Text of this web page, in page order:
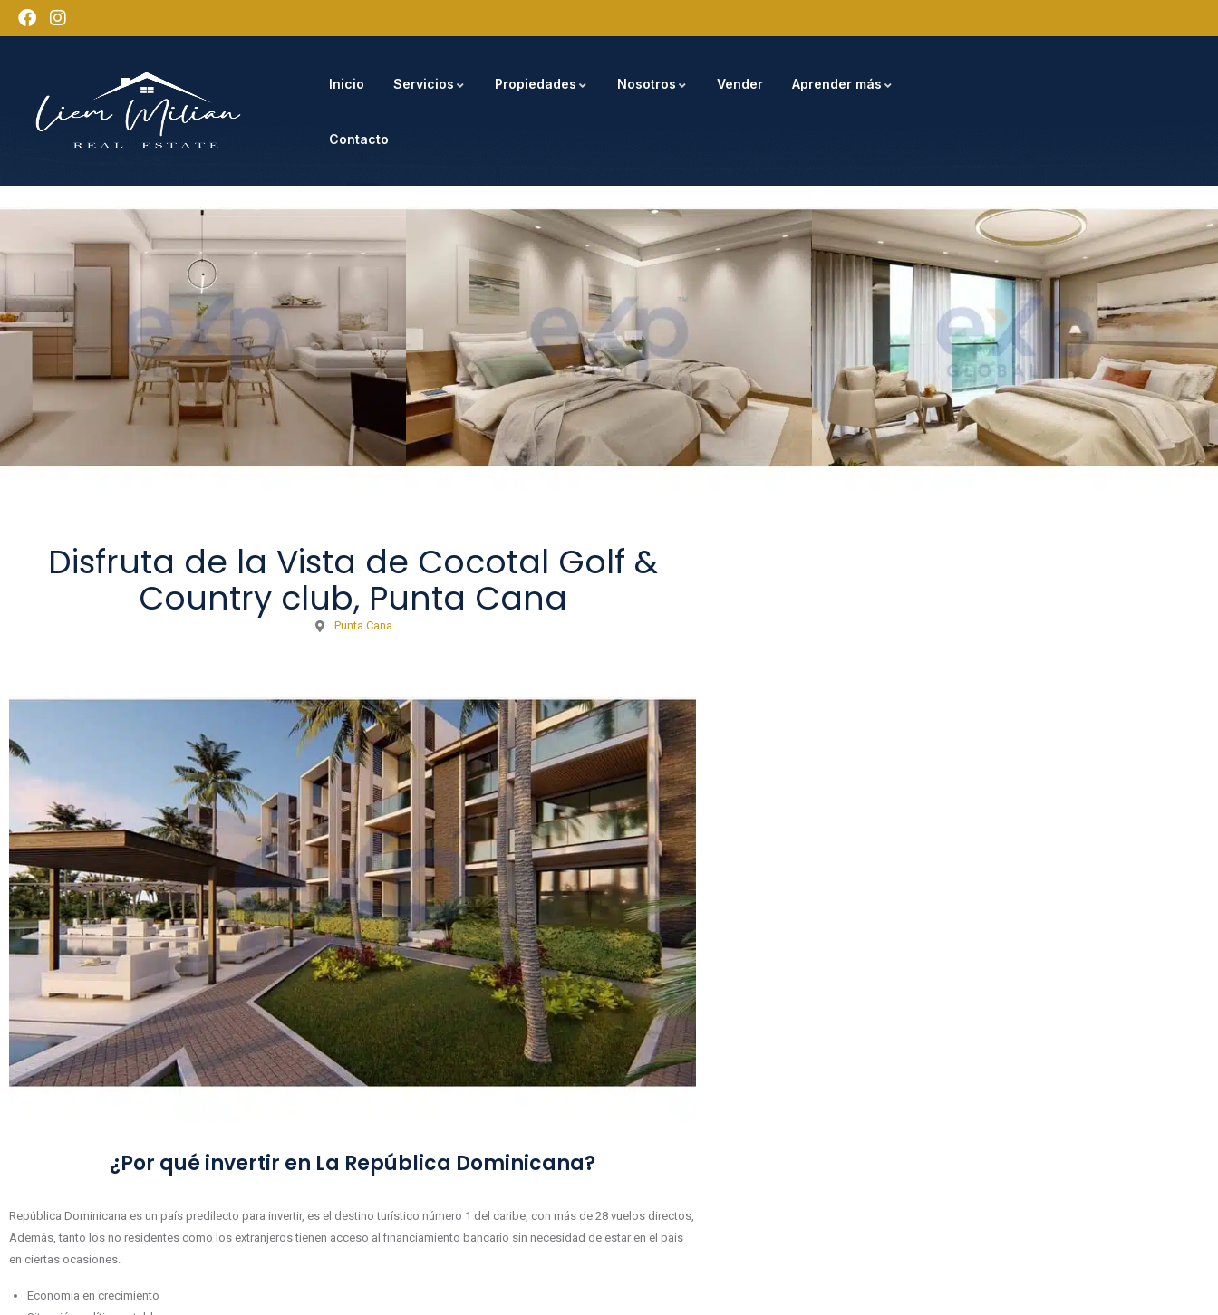
Inicio Servicios Propiedades Nosotros Vender Aprender más
Contacto
Disfruta de la Vista de Cocotal Golf &
Country club, Punta Cana
Punta Cana
¿Por qué invertir en La República Dominicana?
República Dominicana es un país predilecto para invertir, es el destino turístico número 1 del caribe, con más de 28 vuelos directos,
Además, tanto los no residentes como los extranjeros tienen acceso al financiamiento bancario sin necesidad de estar en el país
en ciertas ocasiones.
Economía en crecimiento